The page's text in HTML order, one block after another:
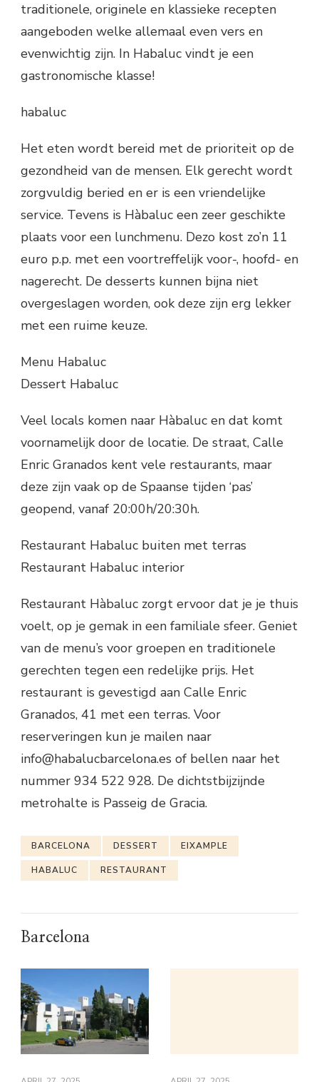
traditionele, originele en klassieke recepten
aangeboden welke allemaal even vers en
evenwichtig zijn. In Habaluc vindt je een
gastronomische klasse!
habaluc
Het eten wordt bereid met de prioriteit op de
gezondheid van de mensen. Elk gerecht wordt
zorgvuldig beried en er is een vriendelijke
service. Tevens is Hàbaluc een zeer geschikte
plaats voor een lunchmenu. Dezo kost zo’n 11
euro p.p. met een voortreffelijk voor-, hoofd- en
nagerecht. De desserts kunnen bijna niet
overgeslagen worden, ook deze zijn erg lekker
met een ruime keuze.
Menu Habaluc
Dessert Habaluc
Veel locals komen naar Hàbaluc en dat komt
voornamelijk door de locatie. De straat, Calle
Enric Granados kent vele restaurants, maar
deze zijn vaak op de Spaanse tijden ‘pas’
geopend, vanaf 20:00h/20:30h.
Restaurant Habaluc buiten met terras
Restaurant Habaluc interior
Restaurant Hàbaluc zorgt ervoor dat je je thuis
voelt, op je gemak in een familiale sfeer. Geniet
van de menu’s voor groepen en traditionele
gerechten tegen een redelijke prijs. Het
restaurant is gevestigd aan Calle Enric
Granados, 41 met een terras. Voor
reserveringen kun je mailen naar
info@habalucbarcelona.es of bellen naar het
nummer 934 522 928. De dichtstbijzijnde
metrohalte is Passeig de Gracia.
BARCELONA DESSERT EIXAMPLE
HABALUC RESTAURANT
Barcelona